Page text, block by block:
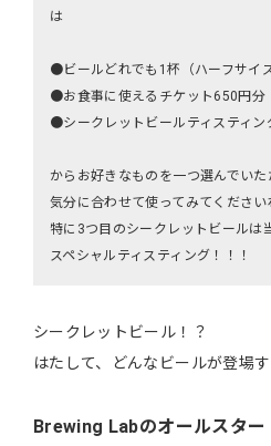
は
●ビールどれでも1杯（ハーフサイズ
●お食事に使えるチケット650円分
●シークレットビールティスティン
からお好きなものを一つ選んでいた
気分に合わせて使ってみてください
特に3つ目のシークレットビールは
スペシャルティスティング！！！
シークレットビール！？
はたして、どんなビールが登場
Brewing Labのオールスター